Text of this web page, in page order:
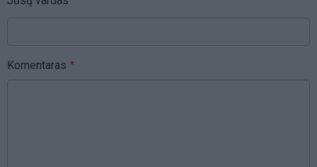
Komentaras